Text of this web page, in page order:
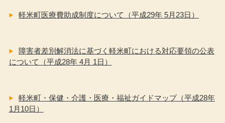
軽米町医療費助成制度について（平成29年 5月23日）
障害者差別解消法に基づく軽米町における対応要領の公表
について（平成28年 4月 1日）
軽米町・保健・介護・医療・福祉ガイドマップ（平成28年
1月10日）